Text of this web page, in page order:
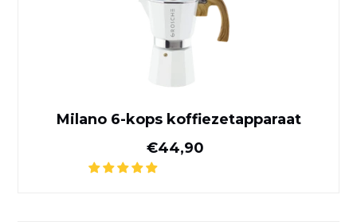
Milano 6-kops koffiezetapparaat
Normale prijs
€44,90